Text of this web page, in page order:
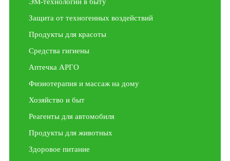
Защита от техногенных воздействий
Продукты для красоты
Средства гигиены
Аптечка АРГО
Физиотерапия и массаж на дому
Хозяйство и быт
Реагенты для автомобиля
Продукты для животных
Здоровое питание